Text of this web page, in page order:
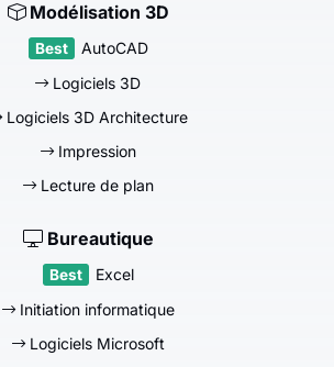
Modélisation 3D
AutoCAD
Logiciels 3D
Logiciels 3D Architecture
Impression
Lecture de plan
Bureautique
Excel
Initiation informatique
Logiciels Microsoft